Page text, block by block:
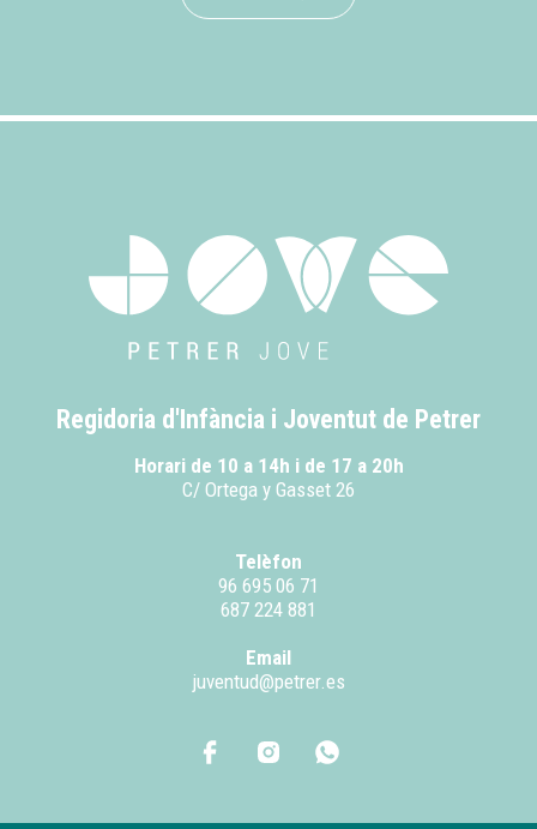
Regidoria d'Infància i Joventut de Petrer
Horari de 10 a 14h i de 17 a 20h
C/ Ortega y Gasset 26
Telèfon
96 695 06 71
687 224 881
Email
juventud@petrer.es